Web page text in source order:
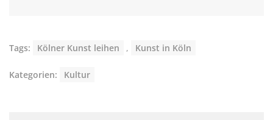
Tags: Kölner Kunst leihen , Kunst in Köln
Kategorien: Kultur